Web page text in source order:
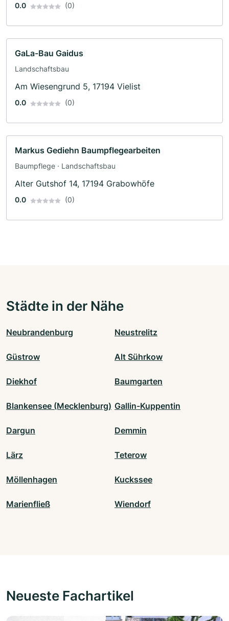
0.0 (0)
GaLa-Bau Gaidus
Landschaftsbau
Am Wiesengrund 5, 17194 Vielist
0.0 (0)
Markus Gediehn Baumpflegearbeiten
Baumpflege · Landschaftsbau
Alter Gutshof 14, 17194 Grabowhöfe
0.0 (0)
Städte in der Nähe
Neubrandenburg Neustrelitz
Güstrow Alt Sührkow
Diekhof Baumgarten
Blankensee (Mecklenburg) Gallin-Kuppentin
Dargun Demmin
Lärz Teterow
Möllenhagen Kuckssee
Marienfließ Wiendorf
Neueste Fachartikel